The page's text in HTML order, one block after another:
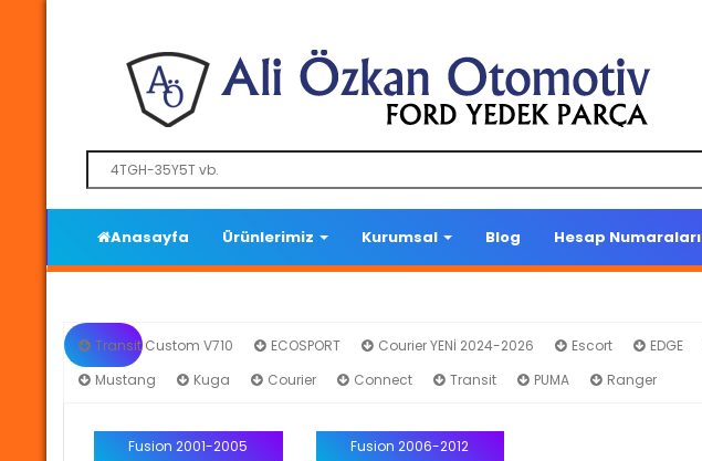
Anasayfa Ürünlerimiz Kurumsal Blog Hesap
Transit Custom V710 ECOSPORT Courier YENİ 2024-2026 Escort EDGE
Mustang
Kuga Courier Connect Transit PUMA Ranger
Fusion 2001-2005 Fusion 2006-2012